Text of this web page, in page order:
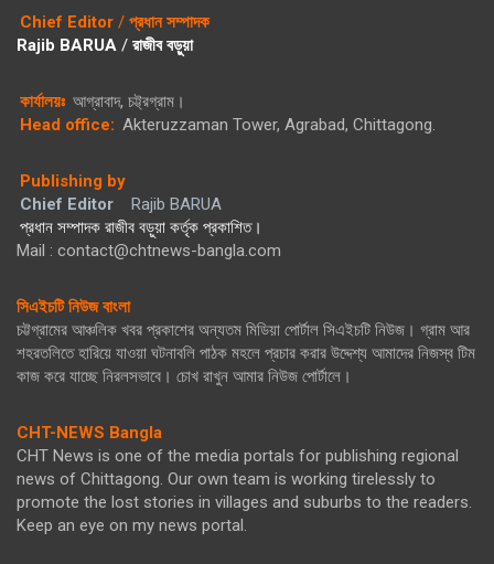
Chief Editor / প্রধান সম্পাদক
Rajib BARUA / রাজীব বড়ুয়া
কার্যালয়ঃ আগ্রাবাদ, চট্ট্রগ্রাম।
Head office: Akteruzzaman Tower, Agrabad, Chittagong.
Publishing by
Chief Editor
Rajib BARUA
প্রধান সম্পাদক রাজীব বড়ুয়া কর্তৃক প্রকাশিত।
Mail : contact@chtnews-bangla.com
সিএইচটি নিউজ বাংলা
চট্টগ্রামের আঞ্চলিক খবর প্রকাশের অন্যতম মিডিয়া পোর্টাল সিএইচটি নিউজ। গ্রাম আর
শহরতলিতে হারিয়ে যাওয়া ঘটনাবলি পাঠক মহলে প্রচার করার উদ্দেশ্য আমাদের নিজস্ব টিম
কাজ করে যাচ্ছে নিরলসভাবে। চোখ রাখুন আমার নিউজ পোর্টালে।
CHT-NEWS Bangla
CHT News is one of the media portals for publishing regional
news of Chittagong. Our own team is working tirelessly to
promote the lost stories in villages and suburbs to the readers.
Keep an eye on my news portal.